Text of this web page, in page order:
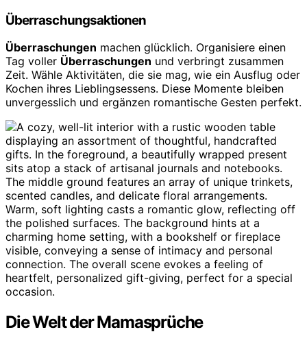
Überraschungsaktionen
Überraschungen machen glücklich. Organisiere einen
Tag voller Überraschungen und verbringt zusammen
Zeit. Wähle Aktivitäten, die sie mag, wie ein Ausflug oder
Kochen ihres Lieblingsessens. Diese Momente bleiben
unvergesslich und ergänzen romantische Gesten perfekt.
Die Welt der Mamasprüche